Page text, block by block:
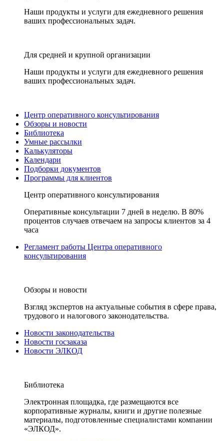
Наши продукты и услуги для ежедневного решения
ваших профессиональных задач.
Для средней и крупной организации
Наши продукты и услуги для ежедневного решения
ваших профессиональных задач.
Центр оперативного консультирования
Обзоры и новости
Библиотека
Умные рассылки
Калькуляторы
Календари
Подборки документов
Программы для клиентов
Центр оперативного консультирования
Оперативные консультации 7 дней в неделю. В 80%
процентов случаев отвечаем на запросы клиентов за 4
часа
Регламент работы Центра оперативного
консультирования
Обзоры и новости
Взгляд экспертов на актуальные события в сфере права,
трудового и налогового законодательства.
Новости законодательства
Новости госзаказа
Новости ЭЛКОД
Библиотека
Электронная площадка, где размещаются все
корпоративные журналы, книги и другие полезные
материалы, подготовленные специалистами компании
«ЭЛКОД».